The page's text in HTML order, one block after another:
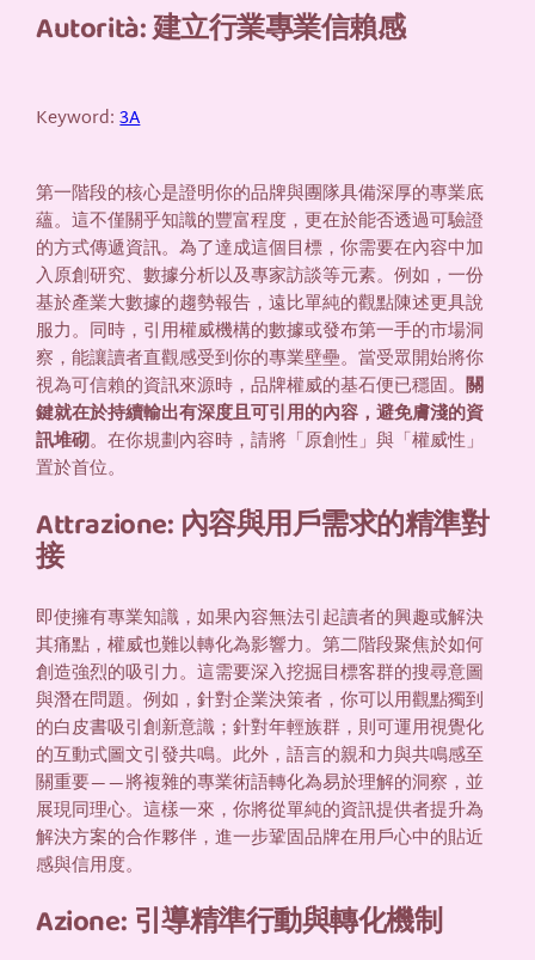
Autorità: 建立行業專業信賴感
Keyword:3A
第一階段的核心是證明你的品牌與團隊具備深厚的專業底
蘊。這不僅關乎知識的豐富程度，更在於能否透過可驗證
的方式傳遞資訊。為了達成這個目標，你需要在內容中加
入原創研究、數據分析以及專家訪談等元素。例如，一份
基於產業大數據的趨勢報告，遠比單純的觀點陳述更具說
服力。同時，引用權威機構的數據或發布第一手的市場洞
察，能讓讀者直觀感受到你的專業壁壘。當受眾開始將你
視為可信賴的資訊來源時，品牌權威的基石便已穩固。關
鍵就在於持續輸出有深度且可引用的內容，避免膚淺的資
訊堆砌。在你規劃內容時，請將「原創性」與「權威性」
置於首位。
Attrazione: 內容與用戶需求的精準對
接
即使擁有專業知識，如果內容無法引起讀者的興趣或解決
其痛點，權威也難以轉化為影響力。第二階段聚焦於如何
創造強烈的吸引力。這需要深入挖掘目標客群的搜尋意圖
與潛在問題。例如，針對企業決策者，你可以用觀點獨到
的白皮書吸引創新意識；針對年輕族群，則可運用視覺化
的互動式圖文引發共鳴。此外，語言的親和力與共鳴感至
關重要——將複雜的專業術語轉化為易於理解的洞察，並
展現同理心。這樣一來，你將從單純的資訊提供者提升為
解決方案的合作夥伴，進一步鞏固品牌在用戶心中的貼近
感與信用度。
Azione: 引導精準行動與轉化機制